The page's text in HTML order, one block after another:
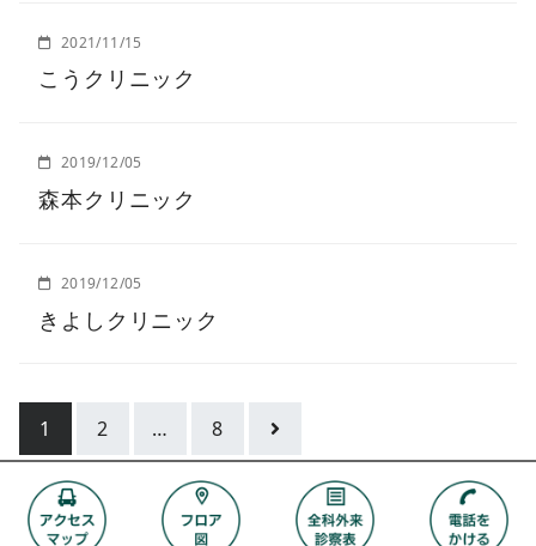
2021/11/15
こうクリニック
2019/12/05
森本クリニック
2019/12/05
きよしクリニック
1 2 … 8